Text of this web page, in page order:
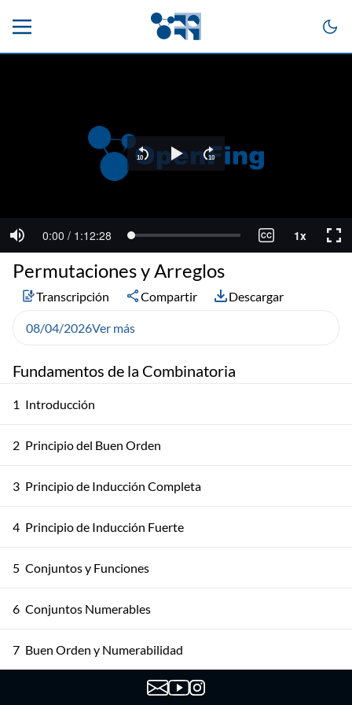
Fundamentos de la Combinatoria
1 Introducción
2 Principio del Buen Orden
3 Principio de Inducción Completa
4 Principio de Inducción Fuerte
5 Conjuntos y Funciones
6 Conjuntos Numerables
7 Buen Orden y Numerabilidad
Permutaciones y Arreglos
Transcripción Compartir Descargar
08/04/2026Ver más